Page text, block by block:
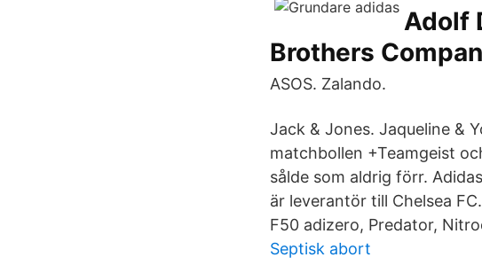
Adolf
Brothers
ASOS. Zalando.
Jack & Jones. Jaqueline &
matchbollen +Teamgeist
sålde som aldrig förr.
är leverantör till Chelsea
F50 adizero, Predator,
Septisk abort